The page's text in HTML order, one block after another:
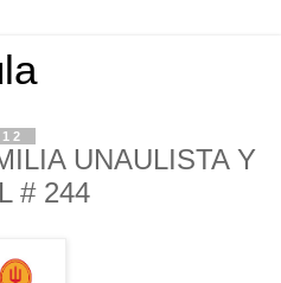
UNAULISTA Y
# 244